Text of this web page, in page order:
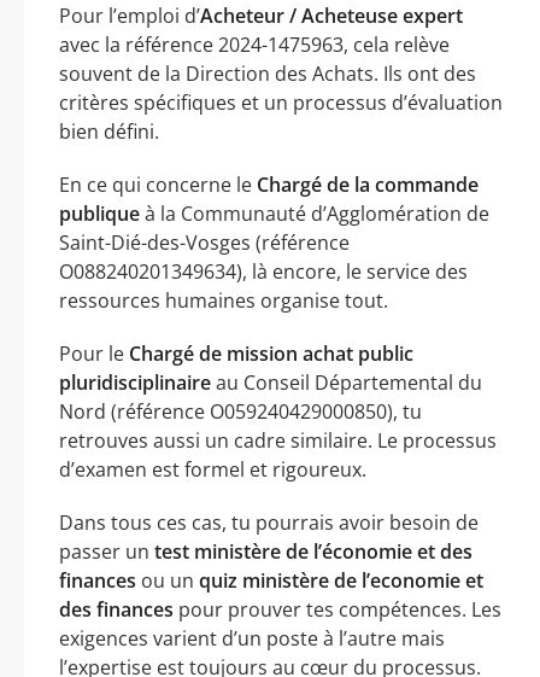
Pour l’emploi d’Acheteur / Acheteuse expert
avec la référence 2024-1475963, cela relève
souvent de la Direction des Achats. Ils ont des
critères spécifiques et un processus d’évaluation
bien défini.
En ce qui concerne le Chargé de la commande
publiqueà la Communauté d’Agglomération de
Saint-Dié-des-Vosges (référence
O088240201349634), là encore, le service des
ressources humaines organise tout.
Pour le Chargé de mission achat public
pluridisciplinaireau Conseil Départemental du
Nord (référence O059240429000850), tu
retrouves aussi un cadre similaire. Le processus
d’examen est formel et rigoureux.
Dans tous ces cas, tu pourrais avoir besoin de
passer un test ministère de l’économie et des
finances ou un quiz ministère de l’economie et
des finances pour prouver tes compétences. Les
exigences varient d’un poste à l’autre mais
l’expertise est toujours au cœur du processus.